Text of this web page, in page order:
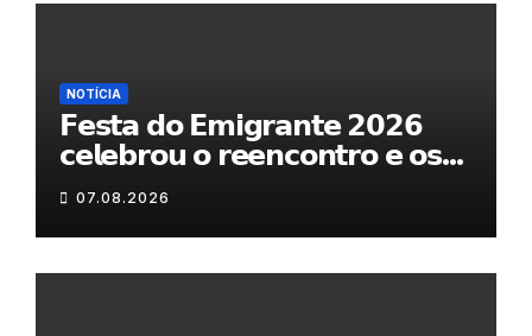
NOTÍCIA
𝗙𝗲𝘀𝘁𝗮 𝗱𝗼 𝗘𝗺𝗶𝗴𝗿𝗮𝗻𝘁𝗲 𝟮𝟬𝟮𝟲
𝗰𝗲𝗹𝗲𝗯𝗿𝗼𝘂 𝗼 𝗿𝗲𝗲𝗻𝗰𝗼𝗻𝘁𝗿𝗼 𝗲 𝗼𝘀
𝗹𝗮𝗰̧𝗼𝘀 𝗾𝘂𝗲 𝘂𝗻𝗲𝗺 𝗠𝘂𝗿𝗰̧𝗮
07.08.2026